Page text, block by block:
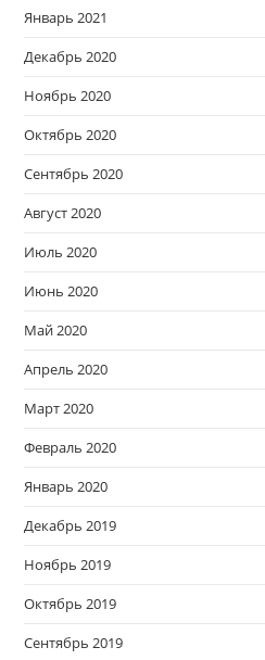
Январь 2021
Декабрь 2020
Ноябрь 2020
Октябрь 2020
Сентябрь 2020
Август 2020
Июль 2020
Июнь 2020
Май 2020
Апрель 2020
Март 2020
Февраль 2020
Январь 2020
Декабрь 2019
Ноябрь 2019
Октябрь 2019
Сентябрь 2019